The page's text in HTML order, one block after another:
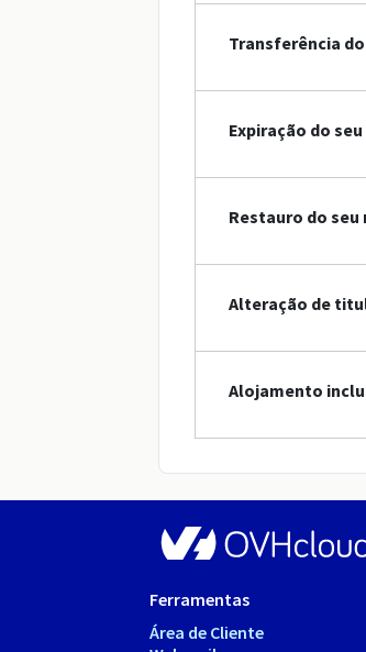
Transferência
Expiração do
Restauro do seu
Alteração de
Alojamento
Ferramentas
Área de Cliente